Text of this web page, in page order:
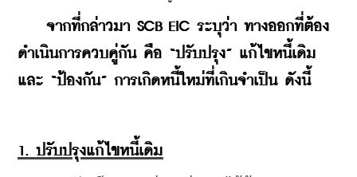
จากที่กล่าวมา SCB EIC ระบุว่า ทางออกที่ต้อง
ดำเนินการควบคู่กัน คือ “ปรับปรุง” แก้ไขหนี้เดิม
และ “ป้องกัน” การเกิดหนี้ใหม่ที่เกินจำเป็น ดังนี้
1. ปรับปรุงแก้ไขหนี้เดิม